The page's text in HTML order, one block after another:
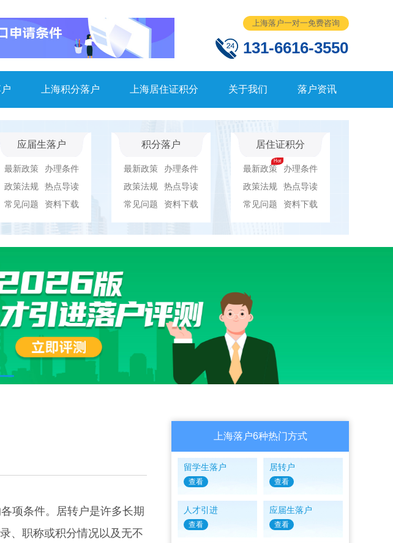
上海落户一对一免费咨询
131-6616-3550
上海积分落户 上海居住证积分 关于我们 落户资讯
应届生落户
最新政策
办理条件
政策法规
热点导读
常见问题
资料下载
积分落户
最新政策
办理条件
政策法规
热点导读
常见问题
资料下载
居住证积分
最新政策
办理条件
政策法规
热点导读
常见问题
资料下载
项条件。居转户是许多长期
、职称或积分情况以及无不
上海落户6种热门方式
留学生落户
查看
居转户
查看
人才引进
查看
应届生落户
查看